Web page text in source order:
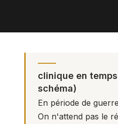
clinique en
schéma)
En période de
On n'attend pas le